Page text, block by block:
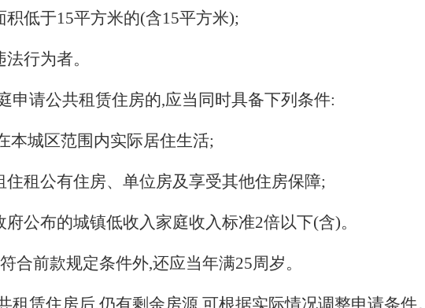
积低于15平方米的(含15平方米);
行为者。
申请公共租赁住房的,应当同时具备下列条件:
本城区范围内实际居住生活;
租公有住房、单位房及享受其他住房保障;
公布的城镇低收入家庭收入标准2倍以下(含)。
合前款规定条件外,还应当年满25周岁。
赁住房后,仍有剩余房源,可根据实际情况调整申请条件。